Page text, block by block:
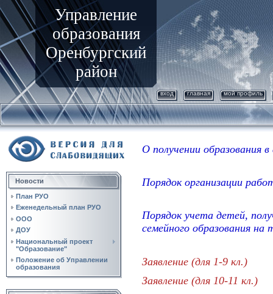
Управление
образования
Оренбургский
район
вход главная мой профиль
Новости
План РУО
Еженедельный план РУО
ООО
ДОУ
Национальный проект
"Образование"
Положение об Управлении
образования
О получении образования
Порядок организации
Порядок учета детей,
семейного образования на
Заявление (для 1-9 кл.)
Заявление (для 10-11 кл.)